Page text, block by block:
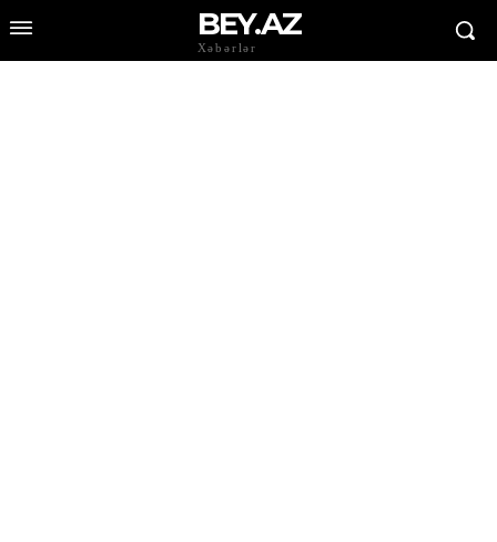
BEY.AZ
Xəbərlər